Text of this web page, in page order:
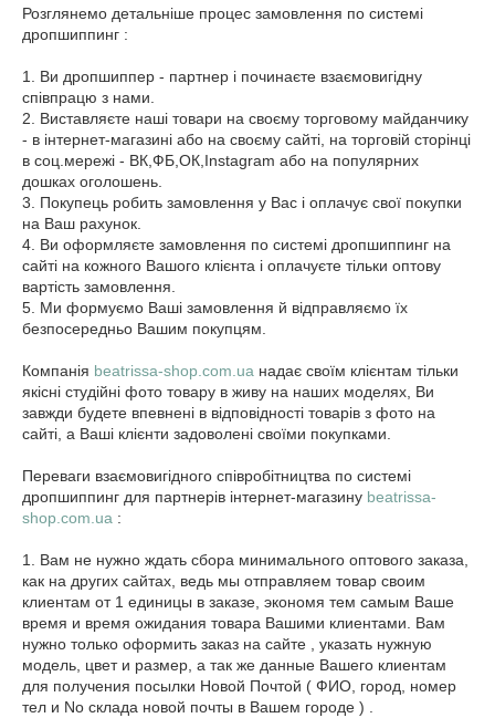
Розглянемо детальніше процес замовлення по системі
дропшиппинг :
1. Ви дропшиппер - партнер і починаєте взаємовигідну
співпрацю з нами.
2. Виставляєте наші товари на своєму торговому майданчику
- в інтернет-магазині або на своєму сайті, на торговій сторінці
в соц.мережі - ВК,ФБ,ОК,Instagram або на популярних
дошках оголошень.
3. Покупець робить замовлення у Вас і оплачує свої покупки
на Ваш рахунок.
4. Ви оформляєте замовлення по системі дропшиппинг на
сайті на кожного Вашого клієнта і оплачуєте тільки оптову
вартість замовлення.
5. Ми формуємо Ваші замовлення й відправляємо їх
безпосередньо Вашим покупцям.
Компанія beatrissa-shop.com.ua надає своїм клієнтам тільки
якісні студійні фото товару в живу на наших моделях, Ви
завжди будете впевнені в відповідності товарів з фото на
сайті, а Ваші клієнти задоволені своїми покупками.
Переваги взаємовигідного співробітництва по системі
дропшиппинг для партнерів інтернет-магазину beatrissa-
shop.com.ua :
1. Вам не нужно ждать сбора минимального оптового заказа,
как на других сайтах, ведь мы отправляем товар своим
клиентам от 1 единицы в заказе, экономя тем самым Ваше
время и время ожидания товара Вашими клиентами. Вам
нужно только оформить заказ на сайте , указать нужную
модель, цвет и размер, а так же данные Вашего клиентам
для получения посылки Новой Почтой ( ФИО, город, номер
тел и No склада новой почты в Вашем городе ) .